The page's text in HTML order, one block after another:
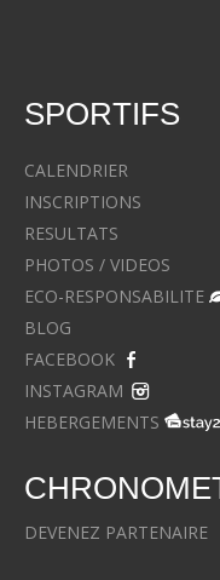
SPORTIFS
CALENDRIER
INSCRIPTIONS
RESULTATS
PHOTOS / VIDEOS
ECO-RESPONSABILITE
BLOG
FACEBOOK
INSTAGRAM
HEBERGEMENTS
DEVENEZ PARTENAIRE